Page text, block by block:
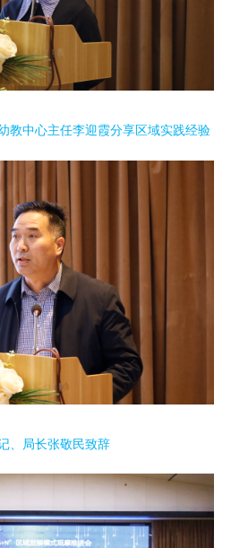
教中心主任李迎霞分享区域实践经验
、局长张敬民致辞